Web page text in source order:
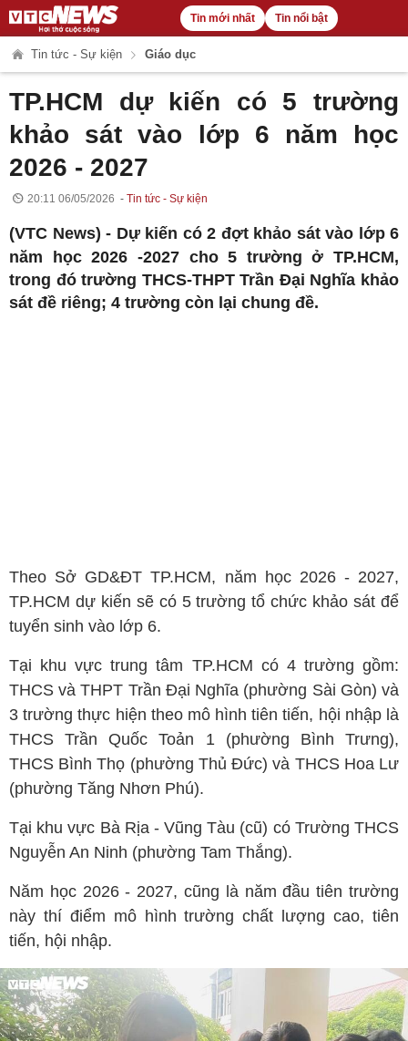
Tin mới nhất Tin nổi bật
Tin tức - Sự kiện Giáo dục
TP.HCM dự kiến có 5 trường
khảo sát vào lớp 6 năm học
2026 - 2027
20:11 06/05/2026 Tin tức - Sự kiện
(VTC News) - Dự kiến có 2 đợt khảo sát vào lớp 6
năm học 2026 -2027 cho 5 trường ở TP.HCM,
trong đó trường THCS-THPT Trần Đại Nghĩa khảo
sát đề riêng; 4 trường còn lại chung đề.
Theo Sở GD&ĐT TP.HCM, năm học 2026 - 2027,
TP.HCM dự kiến sẽ có 5 trường tổ chức khảo sát để
tuyển sinh vào lớp 6.
Tại khu vực trung tâm TP.HCM có 4 trường gồm:
THCS và THPT Trần Đại Nghĩa (phường Sài Gòn) và
3 trường thực hiện theo mô hình tiên tiến, hội nhập là
THCS Trần Quốc Toản 1 (phường Bình Trưng),
THCS Bình Thọ (phường Thủ Đức) và THCS Hoa Lư
(phường Tăng Nhơn Phú).
Tại khu vực Bà Rịa - Vũng Tàu (cũ) có Trường THCS
Nguyễn An Ninh (phường Tam Thắng).
Năm học 2026 - 2027, cũng là năm đầu tiên trường
này thí điểm mô hình trường chất lượng cao, tiên
tiến, hội nhập.